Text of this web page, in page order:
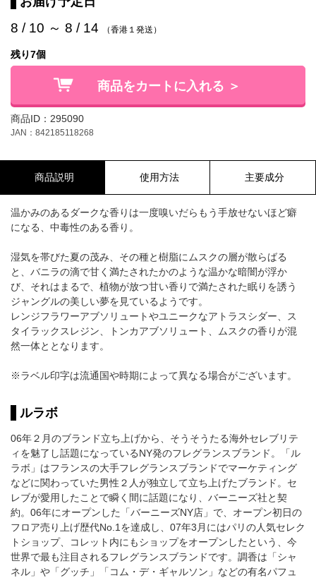
8 / 10 ～ 8 / 14 （香港１発送）
残り7個
商品をカートに入れる ＞
商品ID：295090
JAN：842185118268
商品説明 使用方法 主要成分
温かみのあるダークな香りは一度嗅いだらもう手放せないほど癖
になる、中毒性のある香り。
湿気を帯びた夏の茂み、その種と樹脂にムスクの層が散らばる
と、バニラの滴で甘く満たされたかのような温かな暗闇が浮か
び、それはまるで、植物が放つ甘い香りで満たされた眠りを誘う
ジャングルの美しい夢を見ているようです。
レンジフラワーアブソリュートやユニークなアトラスシダー、ス
タイラックスレジン、トンカアブソリュート、ムスクの香りが混
然一体ととなります。
※ラベル印字は流通国や時期によって異なる場合がございます。
ルラボ
06年２月のブランド立ち上げから、そうそうたる海外セレブリテ
ィを魅了し話題になっているNY発のフレグランスブランド。「ル
ラボ」はフランスの大手フレグランスブランドでマーケティング
などに関わっていた男性２人が独立して立ち上げたブランド。セ
レブが愛用したことで瞬く間に話題になり、バーニーズ社と契
約。06年にオープンした「バーニーズNY店」で、オープン初日の
フロア売り上げ歴代No.1を達成し、07年3月にはパリの人気セレク
トショップ、コレット内にもショップをオープンしたという、今
世界で最も注目されるフレグランスブランドです。調香は「シャ
ネル」や「グッチ」「コム・デ・ギャルソン」などの有名パフュ